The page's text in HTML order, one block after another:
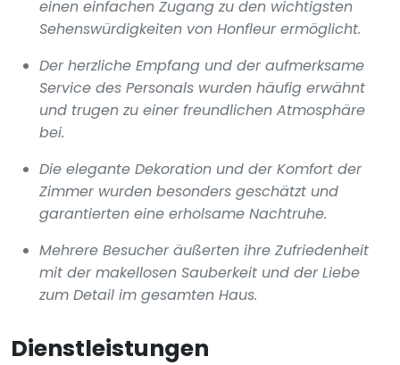
einen einfachen Zugang zu den wichtigsten
Sehenswürdigkeiten von Honfleur ermöglicht.
Der herzliche Empfang und der aufmerksame
Service des Personals wurden häufig erwähnt
und trugen zu einer freundlichen Atmosphäre
bei.
Die elegante Dekoration und der Komfort der
Zimmer wurden besonders geschätzt und
garantierten eine erholsame Nachtruhe.
Mehrere Besucher äußerten ihre Zufriedenheit
mit der makellosen Sauberkeit und der Liebe
zum Detail im gesamten Haus.
Dienstleistungen